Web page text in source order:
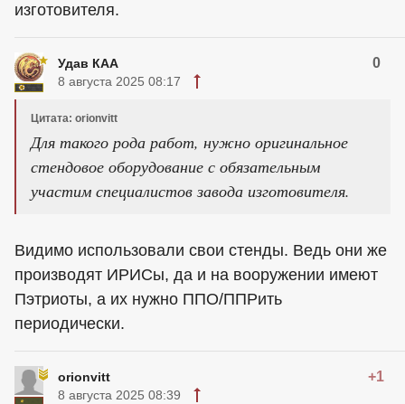
изготовителя.
Удав КАА 0
8 августа 2025 08:17
Цитата: orionvitt
Для такого рода работ, нужно оригинальное
стендовое оборудование с обязательным
участим специалистов завода изготовителя.
Видимо использовали свои стенды. Ведь они же
производят ИРИСы, да и на вооружении имеют
Пэтриоты, а их нужно ППО/ППРить
периодически.
orionvitt +1
8 августа 2025 08:39